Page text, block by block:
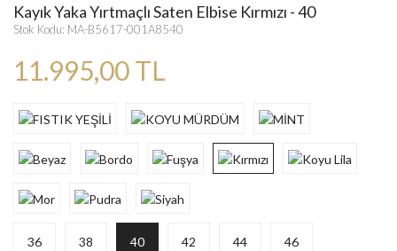
Kayık Yaka Yırtmaçlı Saten Elbise Kırmızı - 40
Stok Kodu: MA-B5617-001A8540
11.995,00 TL
36 38 40 42 44 46